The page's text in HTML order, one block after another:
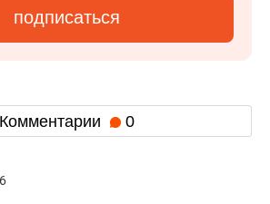
подписаться
Комментарии 0